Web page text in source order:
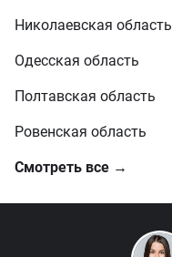
Николаевская область
Одесская область
Полтавская область
Ровенская область
Смотреть все →